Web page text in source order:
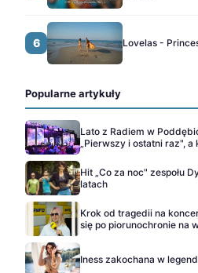
6 Lovelas -
Popularne artykuły
Lato z Radiem w
„Pierwszy i ostatni raz",
Hit „Co za noc" zespołu
latach
Krok od tragedii na
się po piorunochronie na
Iness zakochana w